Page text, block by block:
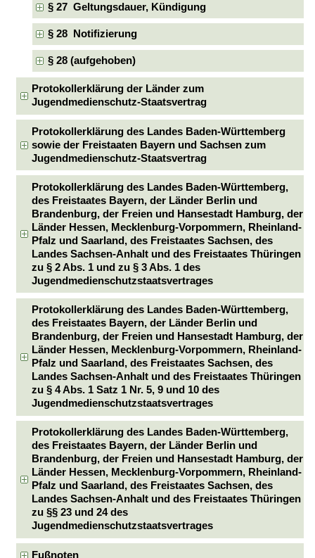
§ 27 Geltungsdauer, Kündigung
§ 28 Notifizierung
§ 28 (aufgehoben)
Protokollerklärung der Länder zum
Jugendmedienschutz-Staatsvertrag
Protokollerklärung des Landes Baden-Württemberg
sowie der Freistaaten Bayern und Sachsen zum
Jugendmedienschutz-Staatsvertrag
Protokollerklärung des Landes Baden-Württemberg,
des Freistaates Bayern, der Länder Berlin und
Brandenburg, der Freien und Hansestadt Hamburg, der
Länder Hessen, Mecklenburg-Vorpommern, Rheinland-
Pfalz und Saarland, des Freistaates Sachsen, des
Landes Sachsen-Anhalt und des Freistaates Thüringen
zu § 2 Abs. 1 und zu § 3 Abs. 1 des
Jugendmedienschutzstaatsvertrages
Protokollerklärung des Landes Baden-Württemberg,
des Freistaates Bayern, der Länder Berlin und
Brandenburg, der Freien und Hansestadt Hamburg, der
Länder Hessen, Mecklenburg-Vorpommern, Rheinland-
Pfalz und Saarland, des Freistaates Sachsen, des
Landes Sachsen-Anhalt und des Freistaates Thüringen
zu § 4 Abs. 1 Satz 1 Nr. 5, 9 und 10 des
Jugendmedienschutzstaatsvertrages
Protokollerklärung des Landes Baden-Württemberg,
des Freistaates Bayern, der Länder Berlin und
Brandenburg, der Freien und Hansestadt Hamburg, der
Länder Hessen, Mecklenburg-Vorpommern, Rheinland-
Pfalz und Saarland, des Freistaates Sachsen, des
Landes Sachsen-Anhalt und des Freistaates Thüringen
zu §§ 23 und 24 des
Jugendmedienschutzstaatsvertrages
Fußnoten